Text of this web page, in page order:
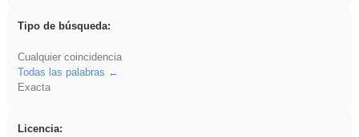
Tipo de búsqueda:
Cualquier coincidencia
Todas las palabras
Exacta
Licencia: